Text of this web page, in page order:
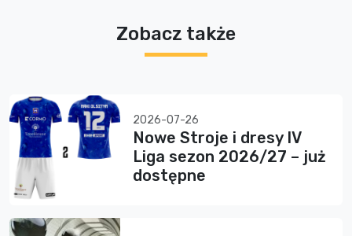
Zobacz także
2026-07-26
Nowe Stroje i dresy IV
Liga sezon 2026/27 – już
dostępne